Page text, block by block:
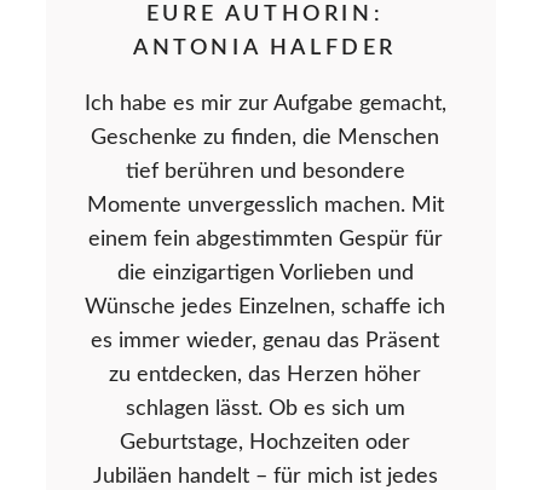
EURE AUTHORIN:
ANTONIA HALFDER
Ich habe es mir zur Aufgabe gemacht,
Geschenke zu finden, die Menschen
tief berühren und besondere
Momente unvergesslich machen. Mit
einem fein abgestimmten Gespür für
die einzigartigen Vorlieben und
Wünsche jedes Einzelnen, schaffe ich
es immer wieder, genau das Präsent
zu entdecken, das Herzen höher
schlagen lässt. Ob es sich um
Geburtstage, Hochzeiten oder
Jubiläen handelt – für mich ist jedes